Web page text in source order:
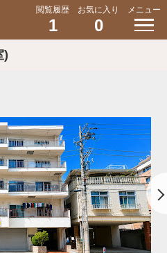
閲覧履歴
1
お気に入り
0
メニュー
)